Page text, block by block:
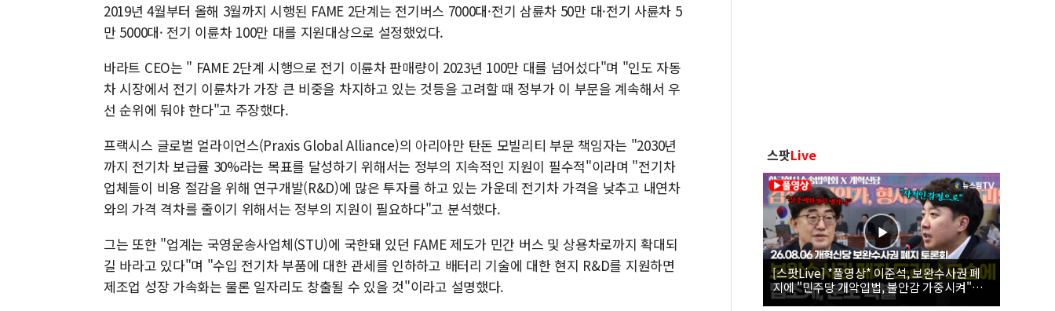
2019년 4월부터 올해 3월까지 시행된 FAME 2단계는 전기버스 7000대·전기 삼륜차 50만 대·전기 사륜차 5
만 5000대· 전기 이륜차 100만 대를 지원대상으로 설정했었다.
바라트 CEO는 " FAME 2단계 시행으로 전기 이륜차 판매량이 2023년 100만 대를 넘어섰다"며 "인도 자동
차 시장에서 전기 이륜차가 가장 큰 비중을 차지하고 있는 것등을 고려할 때 정부가 이 부문을 계속해서 우
선 순위에 둬야 한다"고 주장했다.
프랙시스 글로벌 얼라이언스(Praxis Global Alliance)의 아리아만 탄돈 모빌리티 부문 책임자는 "2030년
까지 전기차 보급률 30%라는 목표를 달성하기 위해서는 정부의 지속적인 지원이 필수적"이라며 "전기차
업체들이 비용 절감을 위해 연구개발(R&D)에 많은 투자를 하고 있는 가운데 전기차 가격을 낮추고 내연차
와의 가격 격차를 줄이기 위해서는 정부의 지원이 필요하다"고 분석했다.
그는 또한 "업계는 국영운송사업체(STU)에 국한돼 있던 FAME 제도가 민간 버스 및 상용차로까지 확대되
길 바라고 있다"며 "수입 전기차 부품에 대한 관세를 인하하고 배터리 기술에 대한 현지 R&D를 지원하면
제조업 성장 가속화는 물론 일자리도 창출될 수 있을 것"이라고 설명했다.
스팟Live
[스팟Live] *풀영상* 이준석, 보완수사권 폐
지에 "민주당 개악입법, 불안감 가중시켜"｜
26.08.06 개혁신당 보완수사권 폐지 토론회